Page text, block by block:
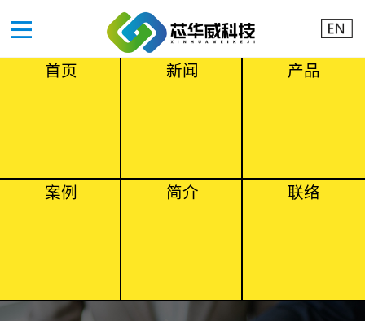
首页 新闻 产品
案例 简介 联络